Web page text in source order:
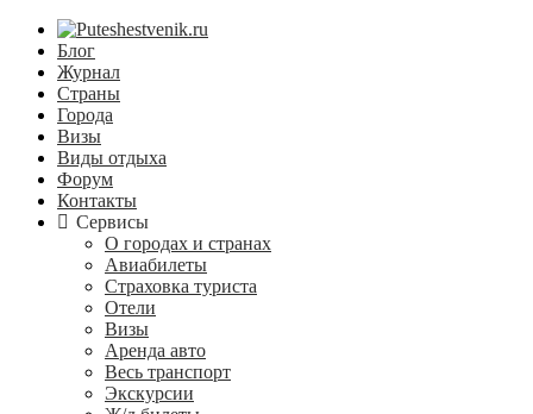
Блог
Журнал
Страны
Города
Визы
Виды отдыха
Форум
Контакты
Сервисы
О городах и странах
Авиабилеты
Страховка туриста
Отели
Визы
Аренда авто
Весь транспорт
Экскурсии